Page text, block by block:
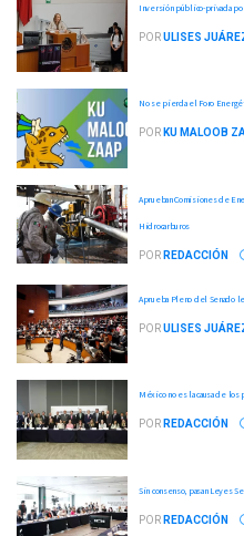
Inversión público-privada
PORULISES
No se pierda el Foro
POR KU MALOOB
Aprueban Comisiones de
Hidrocarburos
POR REDACCIÓN
Aprueba Pleno del Senado
PORULISES
México no es la causa de
POR REDACCIÓN
Sin consenso, pasan Leyes
POR REDACCIÓN